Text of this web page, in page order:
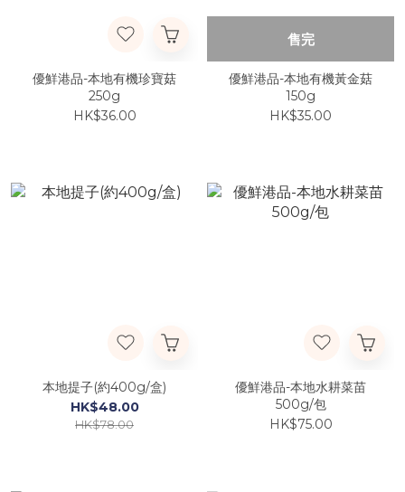
優鮮港品-本地有機珍寶菇
250g
HK$36.00
售完
優鮮港品-本地有機黃金菇
150g
HK$35.00
本地提子(約400g/盒)
HK$48.00
HK$78.00
優鮮港品-本地水耕菜苗
500g/包
HK$75.00